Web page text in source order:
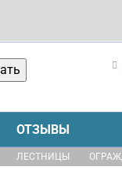
ОТЗЫВЫ
ЛЕСТНИЦЫ